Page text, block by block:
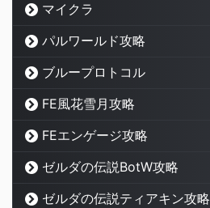
マイクラ
パルワールド攻略
ブループロトコル
FE風花雪月攻略
FEエンゲージ攻略
ゼルダの伝説BotW攻略
ゼルダの伝説ティアキン攻略